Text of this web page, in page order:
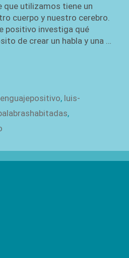
que utilizamos tiene un
cuerpo y nuestro cerebro.
positivo investiga qué
de crear un habla y una …
, luis-
,